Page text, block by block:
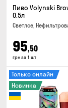
Пиво Volynski
0.5л
Светлое,
95,50
грн за 1 шт
Только онлайн
Новинка